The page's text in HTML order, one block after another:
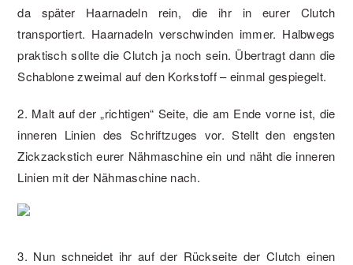
da später Haarnadeln rein, die ihr in eurer Clutch
transportiert. Haarnadeln verschwinden immer. Halbwegs
praktisch sollte die Clutch ja noch sein. Übertragt dann die
Schablone zweimal auf den Korkstoff – einmal gespiegelt.
2. Malt auf der „richtigen“ Seite, die am Ende vorne ist, die
inneren Linien des Schriftzuges vor. Stellt den engsten
Zickzackstich eurer Nähmaschine ein und näht die inneren
Linien mit der Nähmaschine nach.
3. Nun schneidet ihr auf der Rückseite der Clutch einen